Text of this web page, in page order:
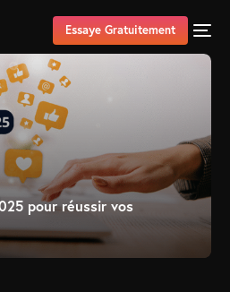
Essaye Gratuitement
pour réussir vos